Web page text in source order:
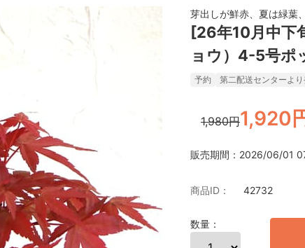
芽出しが鮮赤、夏は緑葉
[26年10月中下
ョウ）4-5号ポ
予約 第二配送センターより
1,980円1,920
販売期間：2026/06/01
商品ID： 42732
数量：